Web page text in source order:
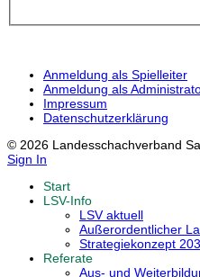
Anmeldung als Spielleiter
Anmeldung als
Impressum
Datenschutzerklärung
© 2026 Landesschachverband
Sign In
Start
LSV-Info
LSV aktuell
Außerordentlicher
Strategiekonzept
Referate
Aus- und